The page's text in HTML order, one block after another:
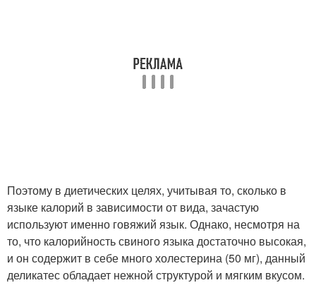
Поэтому в диетических целях, учитывая то, сколько в
языке калорий в зависимости от вида, зачастую
используют именно говяжий язык. Однако, несмотря на
то, что калорийность свиного языка достаточно высокая,
и он содержит в себе много холестерина (50 мг), данный
деликатес обладает нежной структурой и мягким вкусом.